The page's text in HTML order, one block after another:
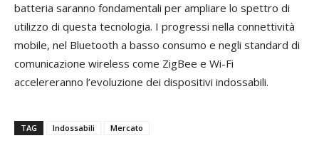
batteria saranno fondamentali per ampliare lo spettro di
utilizzo di questa tecnologia. I progressi nella connettività
mobile, nel Bluetooth a basso consumo e negli standard di
comunicazione wireless come ZigBee e Wi-Fi
accelereranno l’evoluzione dei dispositivi indossabili.
TAG Indossabili Mercato